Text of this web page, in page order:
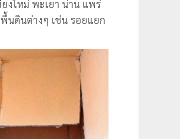
งใหม่ พะเยา น่าน แพร่
นดินต่างๆ เช่น รอยแยก